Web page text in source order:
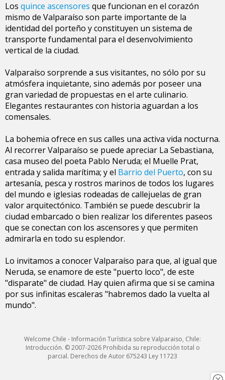
Los quince ascensores que funcionan en el corazón
mismo de Valparaíso son parte importante de la
identidad del porteño y constituyen un sistema de
transporte fundamental para el desenvolvimiento
vertical de la ciudad.
Valparaíso sorprende a sus visitantes, no sólo por su
atmósfera inquietante, sino además por poseer una
gran variedad de propuestas en el arte culinario.
Elegantes restaurantes con historia aguardan a los
comensales.
La bohemia ofrece en sus calles una activa vida nocturna.
Al recorrer Valparaíso se puede apreciar La Sebastiana,
casa museo del poeta Pablo Neruda; el Muelle Prat,
entrada y salida marítima; y el Barrio del Puerto, con su
artesanía, pesca y rostros marinos de todos los lugares
del mundo e iglesias rodeadas de callejuelas de gran
valor arquitectónico. También se puede descubrir la
ciudad embarcado o bien realizar los diferentes paseos
que se conectan con los ascensores y que permiten
admirarla en todo su esplendor.
Lo invitamos a conocer Valparaíso para que, al igual que
Neruda, se enamore de este "puerto loco", de este
"disparate" de ciudad. Hay quien afirma que si se camina
por sus infinitas escaleras "habremos dado la vuelta al
mundo".
Welcome Chile - Información Turística sobre Valparaiso, Chile:
Introducción. © 2007-2026 Prohibida su reproducción total o
parcial. Derechos de Autor 675243 Ley 11723